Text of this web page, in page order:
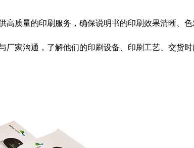
质量的印刷服务，确保说明书的印刷效果清晰、
家沟通，了解他们的印刷设备、印刷工艺、交货